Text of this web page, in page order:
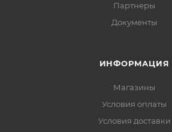
Партнеры
Документы
ИНФОРМАЦИЯ
Магазины
Условия оплаты
Условия доставки